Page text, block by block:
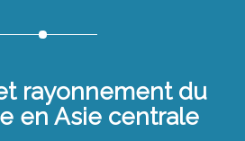
rayonnement du
en Asie centrale